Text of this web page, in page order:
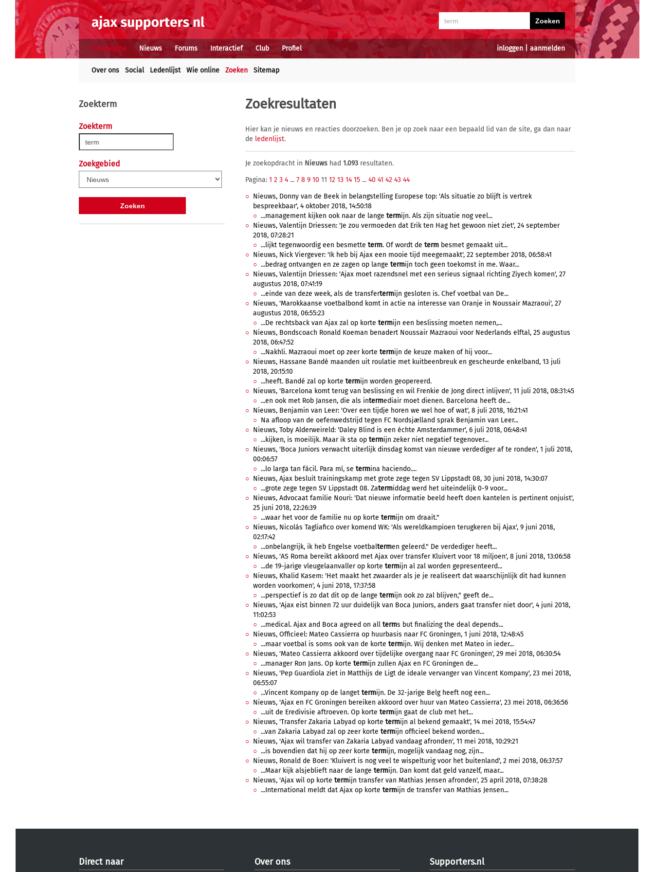
inloggen aanmelden
Voorpagina Nieuws Forums Interactief Club Profiel
Over ons Social Ledenlijst Wie online Zoeken Sitemap
Zoekterm
Zoekterm
Zoekgebied
Zoekresultaten
Hier kan je nieuws en reacties doorzoeken. Ben je op zoek naar een bepaald lid van de site, ga dan naar
de ledenlijst.
Je zoekopdracht in Nieuws had 1.093 resultaten.
Pagina: 1 2 3 4 ... 7 8 9 10 11 12 13 14 15 ... 40 41 42 43 44
Nieuws, Donny van de Beek in belangstelling Europese top: 'Als situatie zo blijft is vertrek
bespreekbaar', 4 oktober 2018, 14:50:18
...management kijken ook naar de lange termijn. Als zijn situatie nog veel...
Nieuws, Valentijn Driessen: 'Je zou vermoeden dat Erik ten Hag het gewoon niet ziet', 24 september
2018, 07:28:21
...lijkt tegenwoordig een besmette term. Of wordt de term besmet gemaakt uit...
Nieuws, Nick Viergever: 'Ik heb bij Ajax een mooie tijd meegemaakt', 22 september 2018, 06:58:41
...bedrag ontvangen en ze zagen op lange termijn toch geen toekomst in me. Waar...
Nieuws, Valentijn Driessen: 'Ajax moet razendsnel met een serieus signaal richting Ziyech komen', 27
augustus 2018, 07:41:19
...einde van deze week, als de transfertermijn gesloten is. Chef voetbal van De...
Nieuws, 'Marokkaanse voetbalbond komt in actie na interesse van Oranje in Noussair Mazraoui', 27
augustus 2018, 06:55:23
...De rechtsback van Ajax zal op korte termijn een beslissing moeten nemen,...
Nieuws, Bondscoach Ronald Koeman benadert Noussair Mazraoui voor Nederlands elftal, 25 augustus
2018, 06:47:52
...Nakhli. Mazraoui moet op zeer korte termijn de keuze maken of hij voor...
Nieuws, Hassane Bandé maanden uit roulatie met kuitbeenbreuk en gescheurde enkelband, 13 juli
2018, 20:15:10
...heeft. Bandé zal op korte termijn worden geopereerd.
Nieuws, 'Barcelona komt terug van beslissing en wil Frenkie de Jong direct inlijven', 11 juli 2018, 08:31:45
...en ook met Rob Jansen, die als intermediair moet dienen. Barcelona heeft de...
Nieuws, Benjamin van Leer: 'Over een tijdje horen we wel hoe of wat', 8 juli 2018, 16:21:41
Na afloop van de oefenwedstrijd tegen FC Nordsjælland sprak Benjamin van Leer...
Nieuws, Toby Alderweireld: 'Daley Blind is een échte Amsterdammer', 6 juli 2018, 06:48:41
...kijken, is moeilijk. Maar ik sta op termijn zeker niet negatief tegenover...
Nieuws, 'Boca Juniors verwacht uiterlijk dinsdag komst van nieuwe verdediger af te ronden', 1 juli 2018,
00:06:57
...lo larga tan fácil. Para mí, se termina haciendo....
Nieuws, Ajax besluit trainingskamp met grote zege tegen SV Lippstadt 08, 30 juni 2018, 14:30:07
...grote zege tegen SV Lippstadt 08. Zatermiddag werd het uiteindelijk 0-9 voor...
Nieuws, Advocaat familie Nouri: 'Dat nieuwe informatie beeld heeft doen kantelen is pertinent onjuist',
25 juni 2018, 22:26:39
...waar het voor de familie nu op korte termijn om draait."
Nieuws, Nicolás Tagliafico over komend WK: 'Als wereldkampioen terugkeren bij Ajax', 9 juni 2018,
02:17:42
...onbelangrijk, ik heb Engelse voetbaltermen geleerd." De verdediger heeft...
Nieuws, 'AS Roma bereikt akkoord met Ajax over transfer Kluivert voor 18 miljoen', 8 juni 2018, 13:06:58
...de 19-jarige vleugelaanvaller op korte termijn al zal worden gepresenteerd...
Nieuws, Khalid Kasem: 'Het maakt het zwaarder als je je realiseert dat waarschijnlijk dit had kunnen
worden voorkomen', 4 juni 2018, 17:37:58
...perspectief is zo dat dit op de lange termijn ook zo zal blijven," geeft de...
Nieuws, 'Ajax eist binnen 72 uur duidelijk van Boca Juniors, anders gaat transfer niet door', 4 juni 2018,
11:02:53
...medical. Ajax and Boca agreed on all terms but finalizing the deal depends...
Nieuws, Officieel: Mateo Cassierra op huurbasis naar FC Groningen, 1 juni 2018, 12:48:45
...maar voetbal is soms ook van de korte termijn. Wij denken met Mateo in ieder...
Nieuws, 'Mateo Cassierra akkoord over tijdelijke overgang naar FC Groningen', 29 mei 2018, 06:30:54
...manager Ron Jans. Op korte termijn zullen Ajax en FC Groningen de...
Nieuws, 'Pep Guardiola ziet in Matthijs de Ligt de ideale vervanger van Vincent Kompany', 23 mei 2018,
06:55:07
...Vincent Kompany op de langet termijn. De 32-jarige Belg heeft nog een...
Nieuws, 'Ajax en FC Groningen bereiken akkoord over huur van Mateo Cassierra', 23 mei 2018, 06:36:56
...uit de Eredivisie aftroeven. Op korte termijn gaat de club met het...
Nieuws, 'Transfer Zakaria Labyad op korte termijn al bekend gemaakt', 14 mei 2018, 15:54:47
...van Zakaria Labyad zal op zeer korte termijn officieel bekend worden...
Nieuws, 'Ajax wil transfer van Zakaria Labyad vandaag afronden', 11 mei 2018, 10:29:21
...is bovendien dat hij op zeer korte termijn, mogelijk vandaag nog, zijn...
Nieuws, Ronald de Boer: 'Kluivert is nog veel te wispelturig voor het buitenland', 2 mei 2018, 06:37:57
...Maar kijk alsjeblieft naar de lange termijn. Dan komt dat geld vanzelf, maar...
Nieuws, 'Ajax wil op korte termijn transfer van Mathias Jensen afronden', 25 april 2018, 07:38:28
...International meldt dat Ajax op korte termijn de transfer van Mathias Jensen...
Direct naar Over ons Supporters.nl